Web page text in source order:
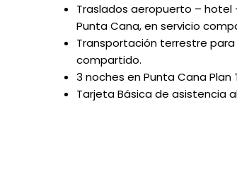
Traslados aeropuerto –
Punta Cana, en servicio
Transportación terrestre para
compartido.
3 noches en Punta Cana Plan
Tarjeta Básica de asistencia